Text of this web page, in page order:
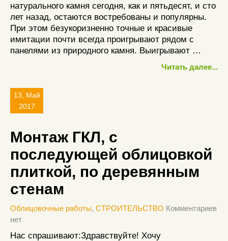
натурального камня сегодня, как и пятьдесят, и сто
лет назад, остаются востребованы и популярны.
При этом безукоризненно точные и красивые
имитации почти всегда проигрывают рядом с
панелями из природного камня. Выигрывают …
Читать далее...
13, Май
2017
Монтаж ГКЛ, с
последующей облицовкой
плиткой, по деревянным
стенам
Облицовочные работы, СТРОИТЕЛЬСТВО Комментариев
нет
Нас спрашивают:Здравствуйте! Хочу